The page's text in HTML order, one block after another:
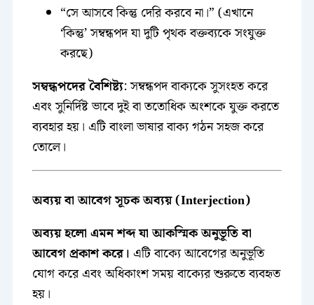
“সে আসবে কিন্তু দেরি করবে না।” (এখানে
‘কিন্তু’ সম্বন্ধপদ যা দুটি পৃথক বক্তব্যকে সংযুক্ত
করছে)
সম্বন্ধপদের বৈশিষ্ট্য: সম্বন্ধপদ বাক্যকে সুসংহত করে
এবং সুনির্দিষ্ট ভাবে দুই বা ততোধিক অংশকে যুক্ত করতে
ব্যবহার হয়। এটি বাংলা ভাষার বাক্য গঠন সহজ করে
তোলে।
অব্যয় বা আবেগ সূচক অব্যয় (Interjection)
অব্যয় হলো এমন শব্দ যা আকস্মিক অনুভূতি বা
আবেগ প্রকাশ করে। এটি বাক্যে আবেগের অনুভূতি
যোগ করে এবং অধিকাংশ সময় বাক্যের শুরুতে ব্যবহৃত
হয়।